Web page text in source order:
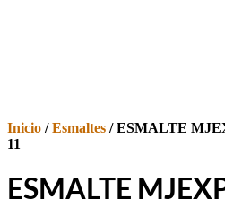
Inicio /Esmaltes / ESMALTE
11
ESMALTE